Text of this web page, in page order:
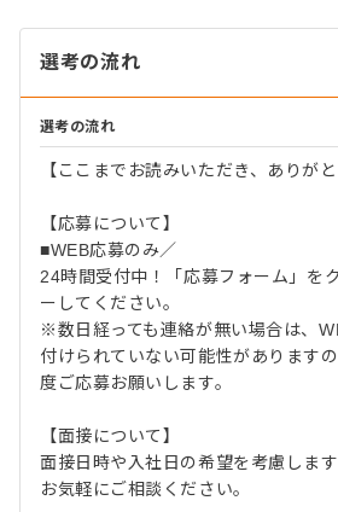
選考の流れ
選考の流れ
【ここまでお読みいただき、ありが
【応募について】
■WEB応募のみ／
24時間受付中！「応募フォーム」を
ーしてください。
※数日経っても連絡が無い場合は、
付けられていない可能性があります
度ご応募お願いします。
【面接について】
面接日時や入社日の希望を考慮しま
お気軽にご相談ください。